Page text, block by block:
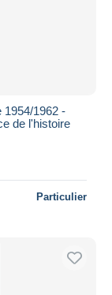
1954/1962 -
de l'histoire
Particulier